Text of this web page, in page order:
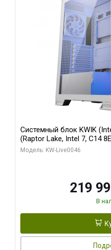
Системный блок KWIK
(Raptor Lake, Intel 7, C14
Gigabyte RTX5060Ti
Модель: KW-Live0046
219
В